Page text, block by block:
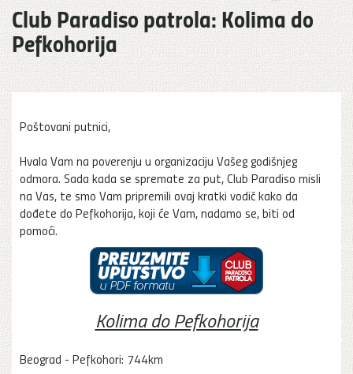
Club Paradiso patrola: Kolima do
Pefkohorija
Poštovani putnici,
Hvala Vam na poverenju u organizaciju Vašeg godišnjeg
odmora. Sada kada se spremate za put, Club Paradiso misli
na Vas, te smo Vam pripremili ovaj kratki vodič kako da
dođete do Pefkohorija, koji će Vam, nadamo se, biti od
pomoći.
Kolima do Pefkohorija
Beograd - Pefkohori: 744km